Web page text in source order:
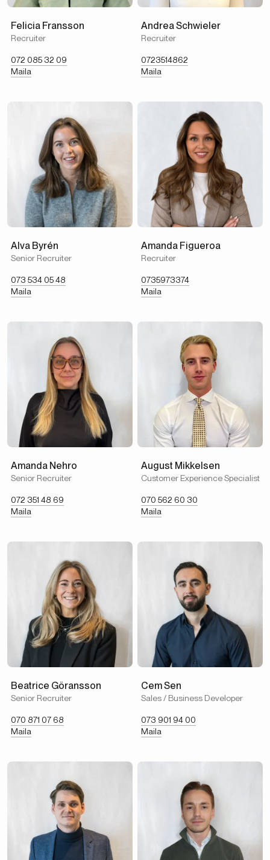
Felicia Fransson
Recruiter
072 085 32 09
Maila
Andrea Schwieler
Recruiter
0723514862
Maila
Alva Byrén
Senior Recruiter
073 534 05 48
Maila
Amanda Figueroa
Recruiter
0735973374
Maila
Amanda Nehro
Senior Recruiter
072 351 48 69
Maila
August Mikkelsen
Customer Experience Specialist
070 562 60 30
Maila
Beatrice Göransson
Senior Recruiter
070 871 07 68
Maila
Cem Sen
Sales / Business Developer
073 901 94 00
Maila